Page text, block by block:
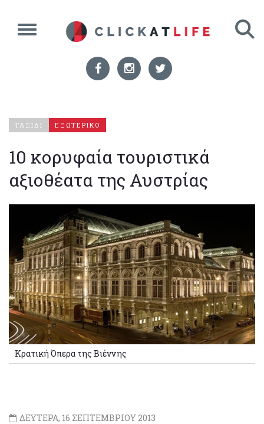
ΤΑΞΙΔΙ ΕΞΩΤΕΡΙΚΟ
10 κορυφαία τουριστικά
αξιοθέατα της Αυστρίας
Κρατική Όπερα της Βιέννης
ΔΕΥΤΕΡΑ, 16 ΣΕΠΤΕΜΒΡΙΟΥ 2013